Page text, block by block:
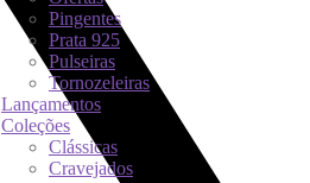
Pingentes
Prata 925
Pulseiras
Tornozeleiras
Lançamentos
Coleções
Clássicas
Cravejados